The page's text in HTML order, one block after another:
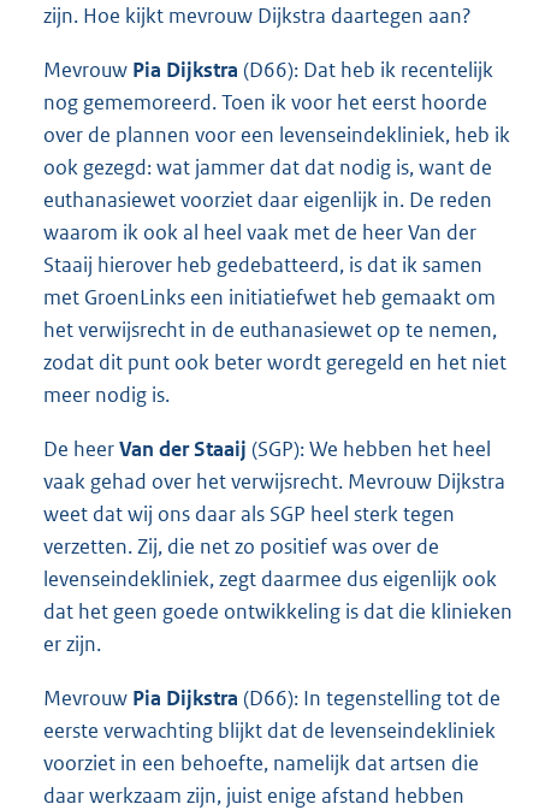
zijn. Hoe kijkt mevrouw Dijkstra daartegen aan?
Mevrouw Pia Dijkstra (D66): Dat heb ik recentelijk
nog gememoreerd. Toen ik voor het eerst hoorde
over de plannen voor een levenseindekliniek, heb ik
ook gezegd: wat jammer dat dat nodig is, want de
euthanasiewet voorziet daar eigenlijk in. De reden
waarom ik ook al heel vaak met de heer Van der
Staaij hierover heb gedebatteerd, is dat ik samen
met GroenLinks een initiatiefwet heb gemaakt om
het verwijsrecht in de euthanasiewet op te nemen,
zodat dit punt ook beter wordt geregeld en het niet
meer nodig is.
De heerVan der Staaij (SGP): We hebben het heel
vaak gehad over het verwijsrecht. Mevrouw Dijkstra
weet dat wij ons daar als SGP heel sterk tegen
verzetten. Zij, die net zo positief was over de
levenseindekliniek, zegt daarmee dus eigenlijk ook
dat het geen goede ontwikkeling is dat die klinieken
er zijn.
Mevrouw Pia Dijkstra (D66): In tegenstelling tot de
eerste verwachting blijkt dat de levenseindekliniek
voorziet in een behoefte, namelijk dat artsen die
daar werkzaam zijn, juist enige afstand hebben